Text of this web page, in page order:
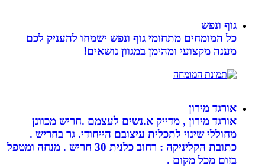
גוף ונפש
כל המומחים מתחומי גוף ונפש ישמחו להעניק לכם
מענה מקצועי ומהימן במגוון נושאים!
אורגד מירון
אורגד מירון , מדייק א.נשים לעצמם .חריש מכוונן
מחוללי שינוי לתכלית עיצובם הייחודי. גר בחריש .
כתובת הקליניקה : רחוב כלנית 30 חריש . מנחה ומטפל
בזום מכל מקום .